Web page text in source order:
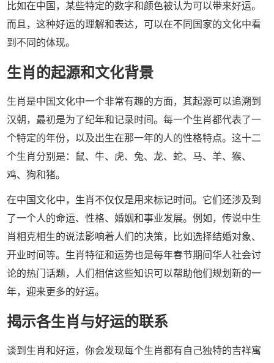
比如在中国，某些特定的数字和颜色被认为可以带来好运。
而且，这种好运的理解和表达，可以在不同国家的文化中看
到不同的体现。
生肖的起源和文化背景
生肖是中国文化中一个非常有趣的方面，其起源可以追溯到
汉朝，最初是为了纪年和记录时间。每一个生肖都代表了一
个特定的年份，以及出生在那一年的人的性格特点。这十二
个生肖分别是：鼠、牛、虎、兔、龙、蛇、马、羊、猴、
鸡、狗和猪。
在中国文化中，生肖不仅仅是用来标记时间。它们还涉及到
了一个人的命运、性格、婚姻和事业发展。例如，传说中生
肖相克相生的说法影响着人们的决策，比如选择结婚对象、
开业时间等。生肖特征和运势也是每年春节期间华人社会讨
论的热门话题，人们相信这些知识可以帮助他们规划新的一
年，迎来更多的好运。
揭示各生肖与好运的联系
谈到生肖和好运，你会发现每个生肖都有自己独特的吉祥寓